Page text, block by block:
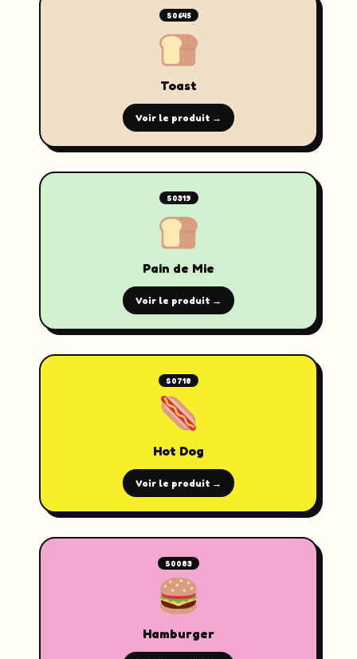
S0645
Toast
Voir le produit →
S0319
Pain de Mie
Voir le produit →
S0718
Hot Dog
Voir le produit →
S0083
Hamburger